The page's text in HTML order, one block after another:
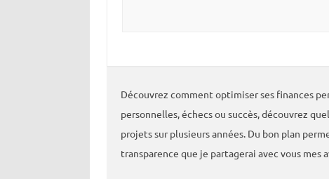
Découvrez comment optimiser ses finances
personnelles, échecs ou succès, découvrez
projets sur plusieurs années. Du bon plan
transparence que je partagerai avec vous mes